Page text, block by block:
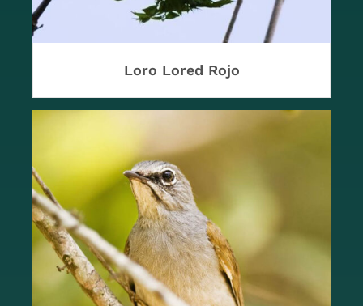
Loro Lored Rojo